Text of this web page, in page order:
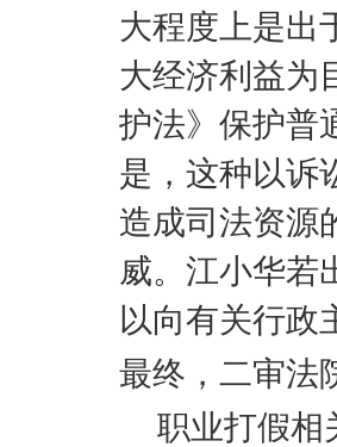
大程度上是出
大经济利益为
护法》保护普
是，这种以诉
造成司法资源
威。江小华若
以向有关行政
最终，二审法
职业打假相